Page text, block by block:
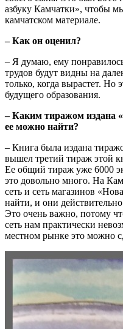
азбуку Камчатки», чтобы
камчатском материале.
– Как он оценил?
– Я думаю, ему
трудов будут видны на
только, когда вырастет. Но
будущего образования.
– Каким тиражом издана
ее можно найти?
– Книга была издана
вышел третий тираж этой
Ее общий тираж уже 6000
это довольно много. На
сеть и сеть магазинов
найти, и они
Это очень важно, потому
сеть нам практически
местном рынке это можно